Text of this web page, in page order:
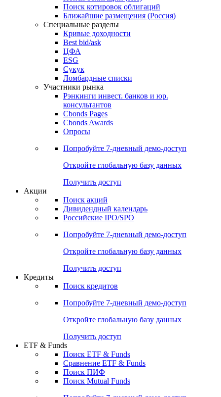
Облигации
Поиски
Поиск облигаций & Карты рынка
Поиск облигаций (ИИ)
Поиск котировок облигаций
Ближайшие размещения (Россия)
Специальные разделы
Кривые доходности
Best bid/ask
ЦФА
ESG
Сукук
Ломбардные списки
Участники рынка
Рэнкинги инвест. банков и юр.
Cbonds Pages
Опросы
Попробуйте7-дневный
Откройте глобальную базу данных
Получить доступ
Поиск акций
Российские IPO/SPO
Попробуйте7-дневный
Откройте глобальную базу данных
Получить доступ
Поиск кредитов
Попробуйте7-дневный
Откройте глобальную базу данных
Получить доступ
ETF & Funds